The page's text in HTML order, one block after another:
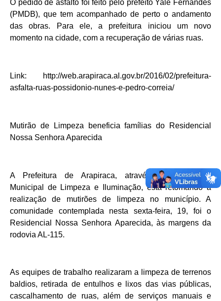
O pedido de asfalto foi feito pelo prefeito Yale Fernandes
(PMDB), que tem acompanhado de perto o andamento
das obras. Para ele, a prefeitura iniciou um novo
momento na cidade, com a recuperação de várias ruas.
Link: http://web.arapiraca.al.gov.br/2016/02/prefeitura-
asfalta-ruas-possidonio-nunes-e-pedro-correia/
Mutirão de Limpeza beneficia famílias do Residencial
Nossa Senhora Aparecida
A Prefeitura de Arapiraca, através da Secretaria
Municipal de Limpeza e Iluminação, está retomando a
realização de mutirões de limpeza no município. A
comunidade contemplada nesta sexta-feira, 19, foi o
Residencial Nossa Senhora Aparecida, às margens da
rodovia AL-115.
As equipes de trabalho realizaram a limpeza de terrenos
baldios, retirada de entulhos e lixos das vias públicas,
cascalhamento de ruas, além de serviços manuais e